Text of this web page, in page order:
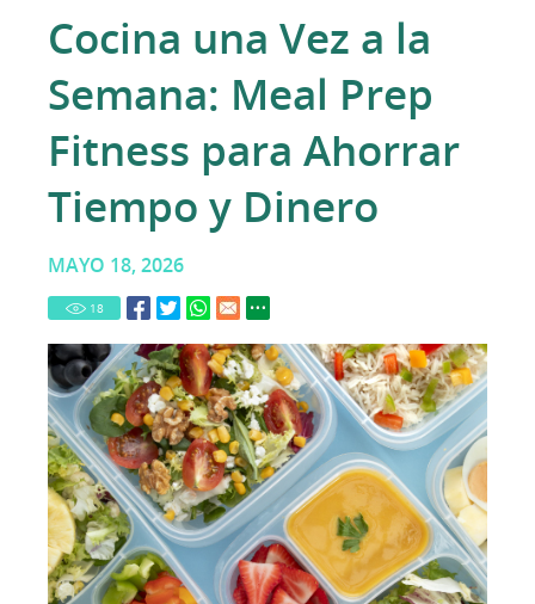
Cocina una Vez a la
Semana: Meal Prep
Fitness para Ahorrar
Tiempo y Dinero
MAYO 18, 2026
18